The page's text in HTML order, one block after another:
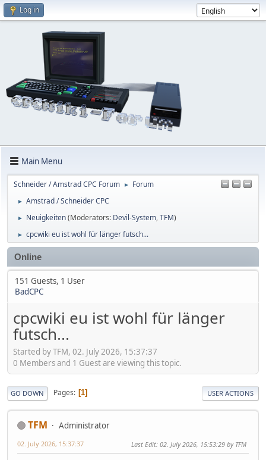
Log in
Main Menu
Schneider / Amstrad CPC Forum ► Forum
► Amstrad / Schneider CPC
► Neuigkeiten(Moderators: Devil-System,TFM)
► cpcwiki eu ist wohl für länger futsch...
Online
151 Guests, 1 User
BadCPC
cpcwiki eu ist wohl für länger
futsch...
Started by TFM, 02. July 2026, 15:37:37
0 Members and 1 Guest are viewing this topic.
GO DOWN Pages 1 USER ACTIONS
TFM Administrator
02. July 2026, 15:37:37 Last Edit: 02. July 2026, 15:53:29 by TFM